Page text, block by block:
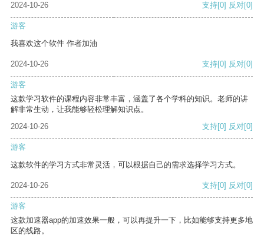
2024-10-26 支持[0] 反对[0]
游客
我喜欢这个软件 作者加油
2024-10-26 支持[0] 反对[0]
游客
这款学习软件的课程内容非常丰富，涵盖了各个学科的知识。老师的讲
解非常生动，让我能够轻松理解知识点。
2024-10-26
支持[0] 反对[0]
游客
这款软件的学习方式非常灵活，可以根据自己的需求选择学习方式。
2024-10-26 支持[0] 反对[0]
游客
这款加速器app的加速效果一般，可以再提升一下，比如能够支持更多地
区的线路。